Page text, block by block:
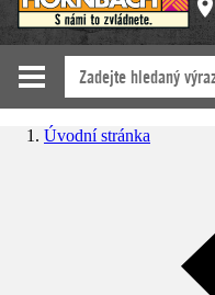
Úvodní stránka